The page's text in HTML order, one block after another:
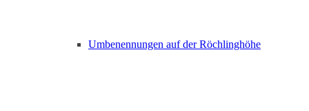
Umbenennungen auf der Röchlinghöhe